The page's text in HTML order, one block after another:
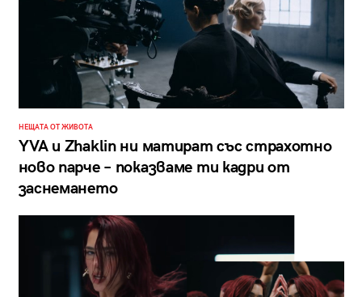
НЕЩАТА ОТ ЖИВОТА
YVA и Zhaklin ни матират със страхотно
ново парче – показваме ти кадри от
заснемането